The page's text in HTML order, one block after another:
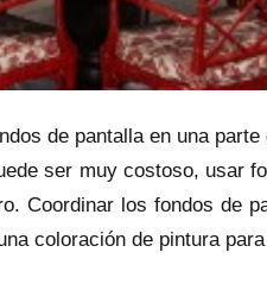
de pantalla en una
ser muy costoso, usar
Coordinar los fondos de
coloración de pintura